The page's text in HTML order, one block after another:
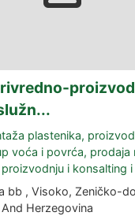
plastenika,
voća i povrća, prodaja
i konsalting
bb , Visoko, Zeničko-
Herzegovina